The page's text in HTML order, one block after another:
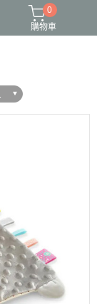
成長包巾卡片禮盒
0
購物車